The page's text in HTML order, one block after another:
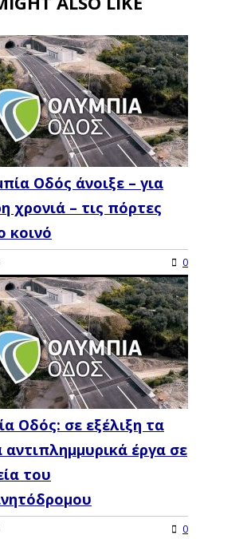
Οδός άνοιξε – για
χρονιά – τις πόρτες
κοινό
0
Οδός: σε εξέλιξη τα
αντιπλημμυρικά έργα σε
του
0